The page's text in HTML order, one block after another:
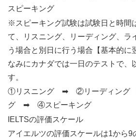
スピーキング
※スピーキング試験は試験日と時間
て、リスニング、リーディング、ラ
う場合と別日に行う場合【基本的に
なみにカナダでは一日のテストで、
す。
①リスニング ➡ ②リーディン
グ ➡ ④スピーキング
IELTSの評価スケール
アイエルツの評価スケールは1から9